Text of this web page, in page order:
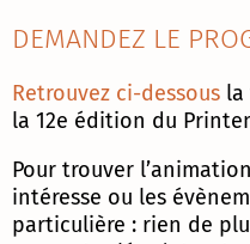
DEMANDEZ LE
Retrouvez ci-dessousla
la 12e édition du
Pour trouver
intéresse ou les
particulière : rien de